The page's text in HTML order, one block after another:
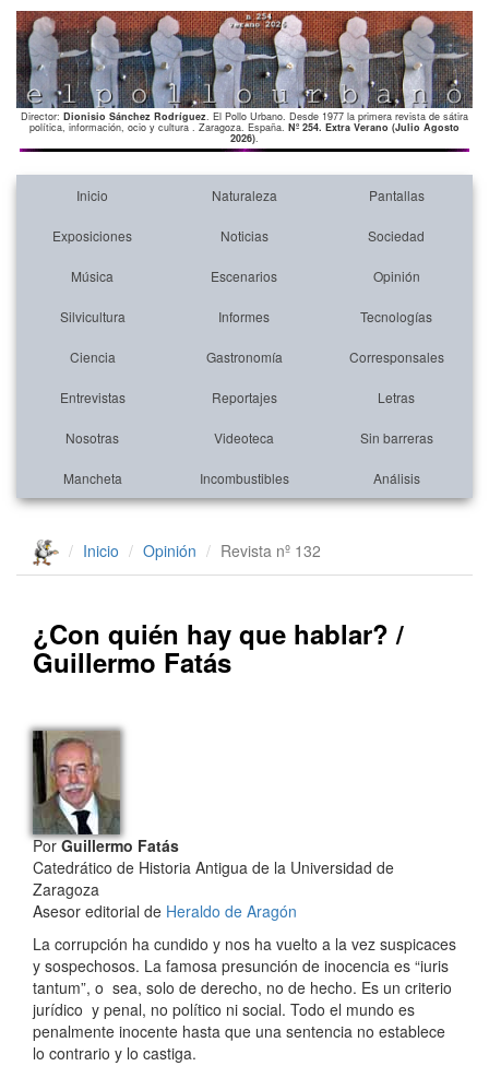
Director: Dionisio Sánchez Rodríguez. El Pollo Urbano. Desde 1977 la primera revista de sátira
política, información, ocio y cultura . Zaragoza. España. Nº 254. Extra Verano (Julio Agosto
2026).
Inicio Naturaleza Pantallas
Exposiciones Noticias Sociedad
Música Escenarios Opinión
Silvicultura Informes Tecnologías
Ciencia Gastronomía Corresponsales
Entrevistas Reportajes Letras
Nosotras Videoteca Sin barreras
Mancheta Incombustibles Análisis
Inicio Opinión Revista nº 132
¿Con quién hay que hablar? /
Guillermo Fatás
PorGuillermo Fatás
Catedrático de Historia Antigua de la Universidad de
Zaragoza
Asesor editorial de Heraldo de Aragón
La corrupción ha cundido y nos ha vuelto a la vez suspicaces
y sospechosos. La famosa presunción de inocencia es “iuris
tantum”, o sea, solo de derecho, no de hecho. Es un criterio
jurídico y penal, no político ni social. Todo el mundo es
penalmente inocente hasta que una sentencia no establece
lo contrario y lo castiga.